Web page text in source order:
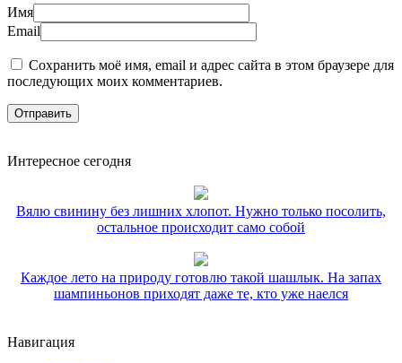
Имя
Email
Сохранить моё имя, email и адрес сайта в этом браузере для
последующих моих комментариев.
Интересное сегодня
Вялю свинину без лишних хлопот. Нужно только посолить,
остальное происходит само собой
Каждое лето на природу готовлю такой шашлык. На запах
шампиньонов приходят даже те, кто уже наелся
Навигация